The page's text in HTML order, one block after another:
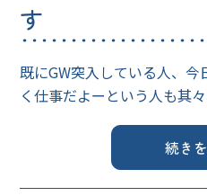
す
既にGW突入している人、
く仕事だよーという人も其
続き